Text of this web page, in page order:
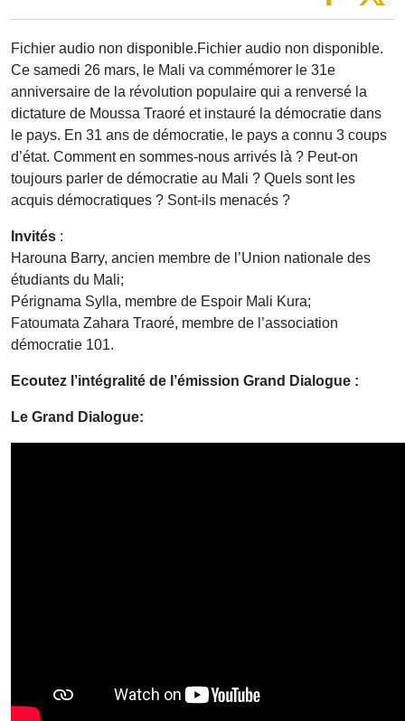
Fichier audio non disponible.Fichier audio non disponible.
Ce samedi 26 mars, le Mali va commémorer le 31e
anniversaire de la révolution populaire qui a renversé la
dictature de Moussa Traoré et instauré la démocratie dans
le pays. En 31 ans de démocratie, le pays a connu 3 coups
d’état. Comment en sommes-nous arrivés là ? Peut-on
toujours parler de démocratie au Mali ? Quels sont les
acquis démocratiques ? Sont-ils menacés ?
Invités :
Harouna Barry, ancien membre de l’Union nationale des
étudiants du Mali;
Pérignama Sylla, membre de Espoir Mali Kura;
Fatoumata Zahara Traoré, membre de l’association
démocratie 101.
Ecoutez l’intégralité de l’émission Grand Dialogue :
Le Grand Dialogue: